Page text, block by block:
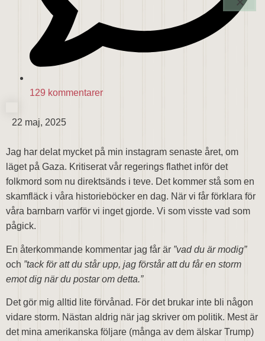
129 kommentarer
22 maj, 2025
Jag har delat mycket på min instagram senaste året, om
läget på Gaza. Kritiserat vår regerings flathet inför det
folkmord som nu direktsänds i teve. Det kommer stå som en
skamfläck i våra historieböcker en dag. När vi får förklara för
våra barnbarn varför vi inget gjorde. Vi som visste vad som
pågick.
En återkommande kommentar jag får är ”vad du är modig”
och ”tack för att du står upp, jag förstår att du får en storm
emot dig när du postar om detta.”
Det gör mig alltid lite förvånad. För det brukar inte bli någon
vidare storm. Nästan aldrig när jag skriver om politik. Mest är
det mina amerikanska följare (många av dem älskar Trump)